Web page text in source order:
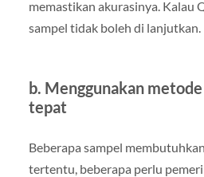
memastikan akurasinya. Kalau
sampel tidak boleh di lanjutkan.
b. Menggunakan
tepat
Beberapa sampel
tertentu, beberapa perlu